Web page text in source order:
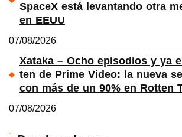
SpaceX está levantando otra
en EEUU
07/08/2026
Xataka – Ocho episodios y ya
ten de Prime Video: la nueva
con más de un 90% en Rotten
07/08/2026